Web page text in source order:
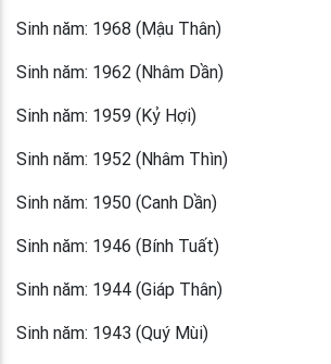
Sinh năm: 1968 (Mậu Thân)
Sinh năm: 1962 (Nhâm Dần)
Sinh năm: 1959 (Kỷ Hợi)
Sinh năm: 1952 (Nhâm Thìn)
Sinh năm: 1950 (Canh Dần)
Sinh năm: 1946 (Bính Tuất)
Sinh năm: 1944 (Giáp Thân)
Sinh năm: 1943 (Quý Mùi)